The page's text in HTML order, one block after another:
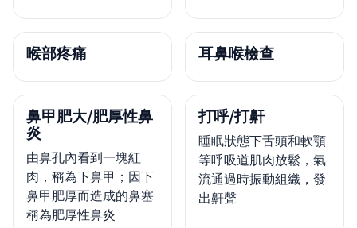
喉部疼痛 耳鼻喉檢查
鼻甲肥大/肥厚性鼻
炎
由鼻孔內看到一塊紅
肉，稱為下鼻甲；因下
鼻甲肥厚而造成的鼻塞
稱為肥厚性鼻炎
打呼/打鼾
睡眠狀態下舌頭和軟顎
等呼吸道肌肉放鬆，氣
流通過時振動組織，發
出鼾聲